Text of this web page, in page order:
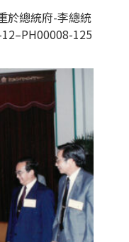
於總統府-李總統
125